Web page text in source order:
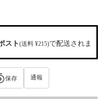
スト(送料 ¥215)で配送されま
保存 通報